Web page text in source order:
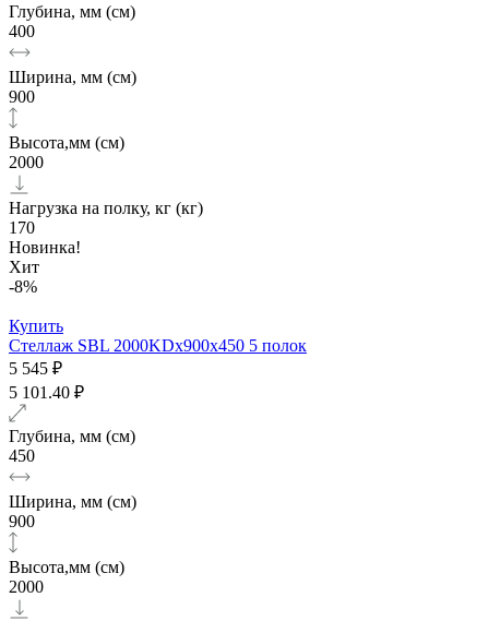
Глубина, мм (см)
400
Ширина, мм (см)
900
Высота,мм (см)
2000
Нагрузка на полку, кг (кг)
170
Новинка!
Хит
-8%
Купить
Стеллаж SBL 2000KDх900x450 5 полок
5 545 ₽
5 101.40 ₽
Глубина, мм (см)
450
Ширина, мм (см)
900
Высота,мм (см)
2000